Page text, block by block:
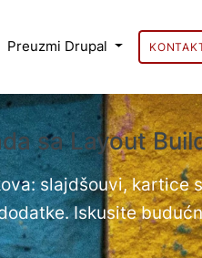
Preuzmi Drupal
sa Layout
slajdšouvi, kartice
Iskusite